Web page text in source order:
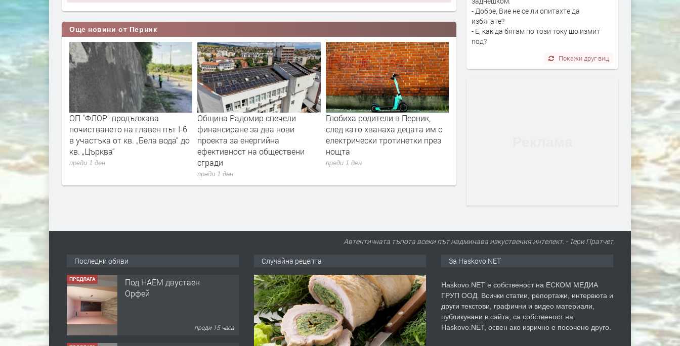
Още новини от Перник
Перник ще
културна
ОП "ФЛОР" продължава
почистването на главен път I-6
в участъка от кв. „Бела вода“ до
кв. „Църква“
преди 1 ден
Община Радомир спечели
финансиране за два нови
проекта за енергийна
ефективност на обществени
сгради
преди 1 ден
Глобиха родители в Перник,
след като хванаха децата им с
електрически тротинетки през
нощта
преди 1 ден
Министър Ивкова
пълно отстраняване на
нередностите в здравни
- Добре, Вие не се ли опитахте да
избягате?
- Е, как да бягам по този току що измит
под?
Покажи друг виц
Автентичната тъпота всеки път надминава изкуствения интелект. - Тери Пратчет
Последни обяви
ПРЕДЛАГА
Под НАЕМ двустаен
Орфей
преди 15 часа
Случайна рецепта За Haskovo.NET
Haskovo.NET е собственост на ЕСКОМ МЕДИА
ГРУП ООД. Всички статии, репортажи, интервюта и
други текстови, графични и видео материали,
публикувани в сайта, са собственост на
Haskovo.NET, освен ако изрично е посочено друго.